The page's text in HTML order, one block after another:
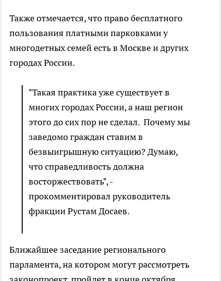
Также отмечается, что право бесплатного
пользования платными парковками у
многодетных семей есть в Москве и других
городах России.
"Такая практика уже существует в
многих городах России, а наш регион
этого до сих пор не сделал. Почему мы
заведомо граждан ставим в
безвыигрышную ситуацию? Думаю,
что справедливость должна
восторжествовать", -
прокомментировал руководитель
фракции Рустам Досаев.
Ближайшее заседание регионального
парламента, на котором могут рассмотреть